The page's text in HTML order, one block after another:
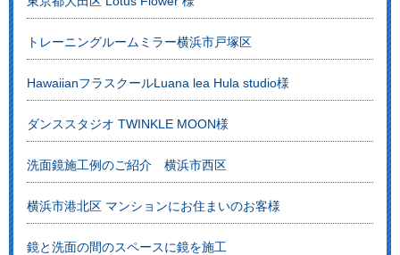
トレーニングルームミラー横浜市戸塚区
HawaiianフラスクールLuana lea Hula studio様
ダンススタジオ TWINKLE MOON様
洗面鏡施工例のご紹介 横浜市西区
横浜市港北区 マンションにお住まいのお客様
鏡と洗面の間のスペースに鏡を施工